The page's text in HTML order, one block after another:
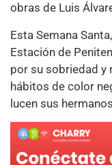
obras de Luis
Esta Semana
Estación de
por su sobriedad y
hábitos de color
lucen sus